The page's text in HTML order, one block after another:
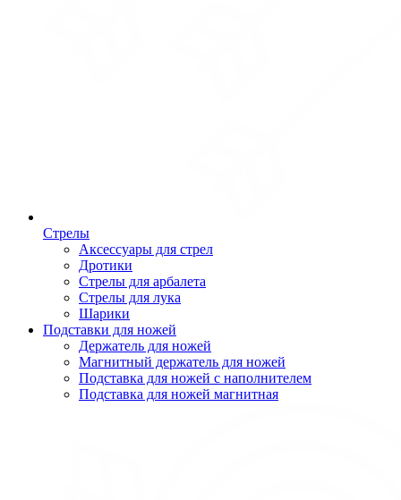
Стрелы
Аксессуары для стрел
Дротики
Стрелы для арбалета
Стрелы для лука
Шарики
Подставки для ножей
Держатель для ножей
Магнитный держатель для ножей
Подставка для ножей с наполнителем
Подставка для ножей магнитная